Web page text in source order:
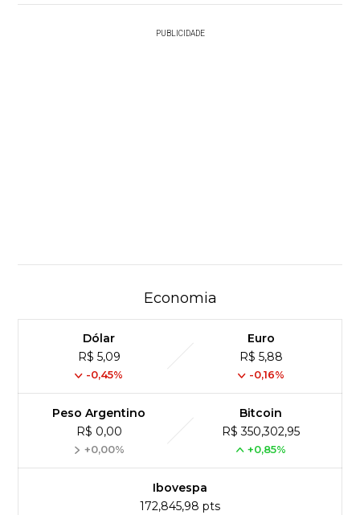
PUBLICIDADE
Economia
Dólar
R$ 5,09
-0,45%
Euro
R$ 5,88
-0,16%
Peso Argentino
R$ 0,00
+0,00%
Bitcoin
R$ 350,302,95
+0,85%
Ibovespa
172,845,98 pts